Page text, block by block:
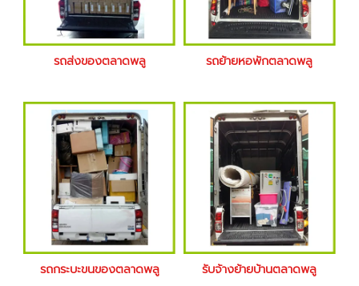
รถส่งของตลาดพลู รถย้ายหอพักตลาดพลู
รถกระบะขนของตลาดพลู รับจ้างย้ายบ้านตลาดพลู